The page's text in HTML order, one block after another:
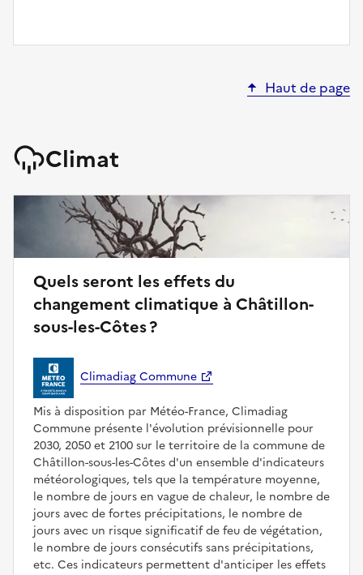
Haut de page
Climat
Quels seront les effets du
changement climatique à Châtillon-
sous-les-Côtes ?
Climadiag Commune
Mis à disposition par Météo-France, Climadiag
Commune présente l'évolution prévisionnelle pour
2030, 2050 et 2100 sur le territoire de la commune de
Châtillon-sous-les-Côtes d'un ensemble d'indicateurs
météorologiques, tels que la température moyenne,
le nombre de jours en vague de chaleur, le nombre de
jours avec de fortes précipitations, le nombre de
jours avec un risque significatif de feu de végétation,
le nombre de jours consécutifs sans précipitations,
etc. Ces indicateurs permettent d'anticiper les effets